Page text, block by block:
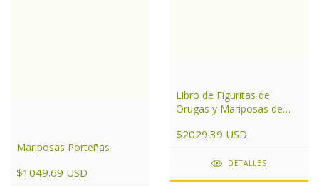
Mariposas Porteñas
$1049.69 USD
Libro de Figuritas de
Orugas y Mariposas de
$2029.39 USD
DETALLES